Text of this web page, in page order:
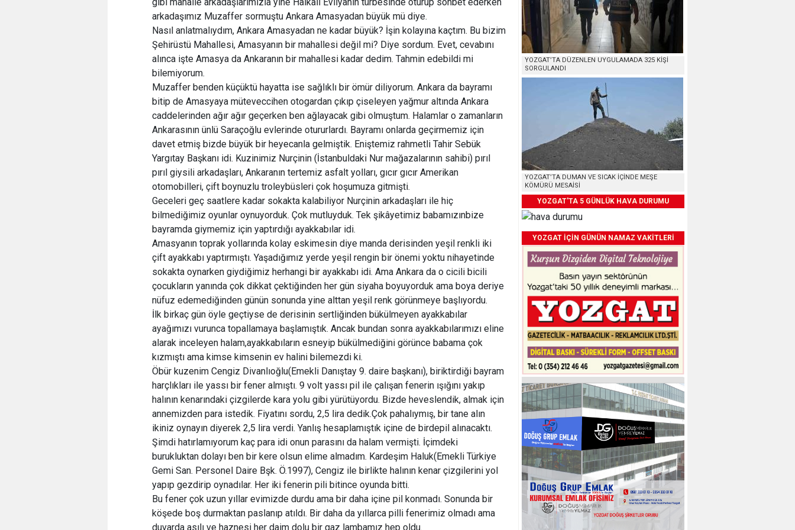
arkadaşımız Muzaffer sormuştu Ankara Amasyadan büyük mü diye.
Nasıl anlatmalıydım, Ankara Amasyadan ne kadar büyük? İşin kolayına kaçtım. Bu bizim
Şehirüstü Mahallesi, Amasyanın bir mahallesi değil mi? Diye sordum. Evet, cevabını
alınca işte Amasya da Ankaranın bir mahallesi kadar dedim. Tahmin edebildi mi
bilemiyorum.
Muzaffer benden küçüktü hayatta ise sağlıklı bir ömür diliyorum. Ankara da bayramı
bitip de Amasyaya müteveccihen otogardan çıkıp çiseleyen yağmur altında Ankara
caddelerinden ağır ağır geçerken ben ağlayacak gibi olmuştum. Halamlar o zamanların
Ankarasının ünlü Saraçoğlu evlerinde otururlardı. Bayramı onlarda geçirmemiz için
davet etmiş bizde büyük bir heyecanla gelmiştik. Eniştemiz rahmetli Tahir Sebük
Yargıtay Başkanı idi. Kuzinimiz Nurçinin (İstanbuldaki Nur mağazalarının sahibi) pırıl
pırıl giysili arkadaşları, Ankaranın tertemiz asfalt yolları, gıcır gıcır Amerikan
otomobilleri, çift boynuzlu troleybüsleri çok hoşumuza gitmişti.
Geceleri geç saatlere kadar sokakta kalabiliyor Nurçinin arkadaşları ile hiç
bilmediğimiz oyunlar oynuyorduk. Çok mutluyduk. Tek şikâyetimiz babamızınbize
bayramda giymemiz için yaptırdığı ayakkabılar idi.
Amasyanın toprak yollarında kolay eskimesin diye manda derisinden yeşil renkli iki
çift ayakkabı yaptırmıştı. Yaşadığımız yerde yeşil rengin bir önemi yoktu nihayetinde
sokakta oynarken giydiğimiz herhangi bir ayakkabı idi. Ama Ankara da o cicili bicili
çocukların yanında çok dikkat çektiğinden her gün siyaha boyuyorduk ama boya deriye
nüfuz edemediğinden günün sonunda yine alttan yeşil renk görünmeye başlıyordu.
İlk birkaç gün öyle geçtiyse de derisinin sertliğinden bükülmeyen ayakkabılar
ayağımızı vurunca topallamaya başlamıştık. Ancak bundan sonra ayakkabılarımızı eline
alarak inceleyen halam,ayakkabıların esneyip bükülmediğini görünce babama çok
kızmıştı ama kimse kimsenin ev halini bilemezdi ki.
Öbür kuzenim Cengiz Divanlıoğlu(Emekli Danıştay 9. daire başkanı), biriktirdiği bayram
harçlıkları ile yassı bir fener almıştı. 9 volt yassı pil ile çalışan fenerin ışığını yakıp
halının kenarındaki çizgilerde kara yolu gibi yürütüyordu. Bizde heveslendik, almak için
annemizden para istedik. Fiyatını sordu, 2,5 lira dedik.Çok pahalıymış, bir tane alın
ikiniz oynayın diyerek 2,5 lira verdi. Yanlış hesaplamıştık içine de birdepil alınacaktı.
Şimdi hatırlamıyorum kaç para idi onun parasını da halam vermişti. İçimdeki
burukluktan dolayı ben bir kere olsun elime almadım. Kardeşim Haluk(Emekli Türkiye
Gemi San. Personel Daire Bşk. Ö.1997), Cengiz ile birlikte halının kenar çizgilerini yol
yapıp gezdirip oynadılar. Her iki fenerin pili bitince oyunda bitti.
Bu fener çok uzun yıllar evimizde durdu ama bir daha içine pil konmadı. Sonunda bir
köşede boş durmaktan paslanıp atıldı. Bir daha da yıllarca pilli fenerimiz olmadı ama
duvarda asılı ve haznesi her daim dolu bir gaz lambamız hep oldu.
YOZGAT’TA DÜZENLEN UYGULAMADA 325 KİŞİ
SORGULANDI
YOZGAT’TA DUMAN VE SICAK İÇİNDE MEŞE
KÖMÜRÜ MESAİSİ
YOZGAT'TA 5 GÜNLÜK HAVA DURUMU
YOZGAT İÇİN GÜNÜN NAMAZ VAKİTLERİ